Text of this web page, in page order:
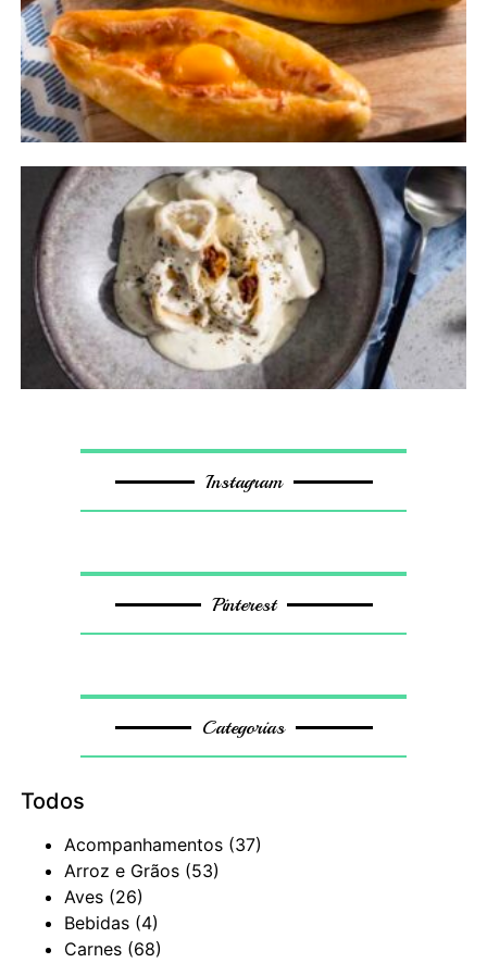
Instagram
Pinterest
Categorias
Todos
Acompanhamentos (37)
Arroz e Grãos (53)
Aves (26)
Bebidas (4)
Carnes (68)